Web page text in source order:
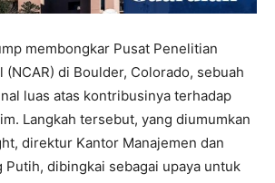
membongkar Pusat Penelitian
(NCAR) di Boulder, Colorado, sebuah
luas atas kontribusinya terhadap
Langkah tersebut, yang diumumkan
direktur Kantor Manajemen dan
Putih, dibingkai sebagai upaya untuk